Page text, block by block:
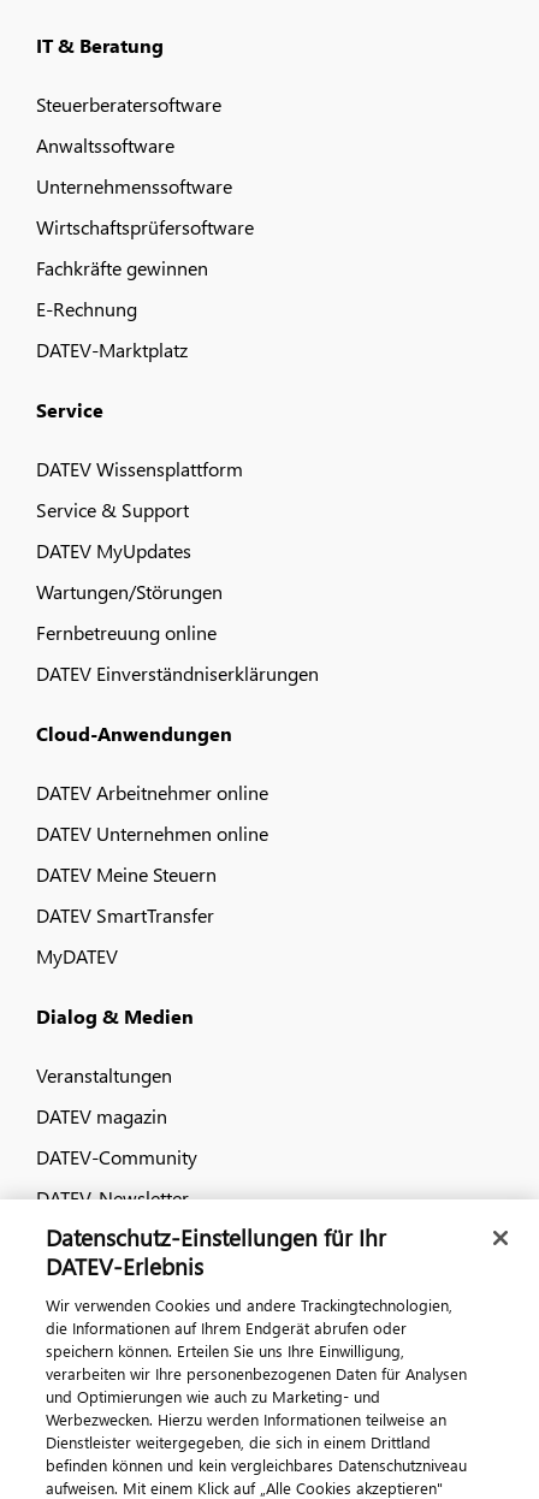
IT & Beratung
Steuerberatersoftware
Anwaltssoftware
Unternehmenssoftware
Wirtschaftsprüfersoftware
Fachkräfte gewinnen
E-Rechnung
DATEV-Marktplatz
Service
DATEV Wissensplattform
Service & Support
DATEV MyUpdates
Wartungen/Störungen
Fernbetreuung online
DATEV Einverständniserklärungen
Cloud-Anwendungen
DATEV Arbeitnehmer online
DATEV Unternehmen online
DATEV Meine Steuern
DATEV SmartTransfer
MyDATEV
Dialog & Medien
Veranstaltungen
DATEV magazin
DATEV-Community
DATEV-Newsletter
Kontaktieren Sie uns
ImpressumDatenschutzAGB Kontakt
Datenschutz-Einstellungen für Ihr
DATEV-Erlebnis
Wir verwenden Cookies und andere Trackingtechnologien,
die Informationen auf Ihrem Endgerät abrufen oder
speichern können. Erteilen Sie uns Ihre Einwilligung,
verarbeiten wir Ihre personenbezogenen Daten für Analysen
und Optimierungen wie auch zu Marketing- und
Werbezwecken. Hierzu werden Informationen teilweise an
Dienstleister weitergegeben, die sich in einem Drittland
befinden können und kein vergleichbares Datenschutzniveau
aufweisen. Mit einem Klick auf „Alle Cookies akzeptieren"